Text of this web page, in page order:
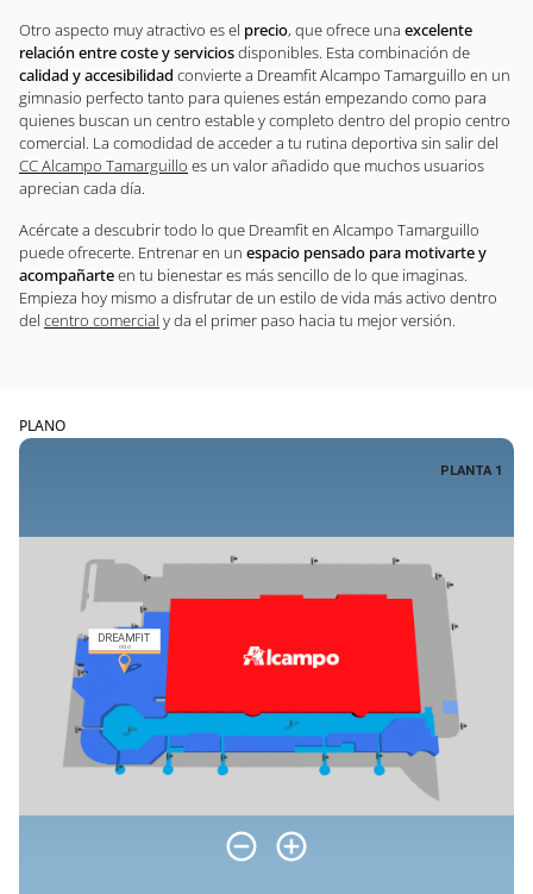
Otro aspecto muy atractivo es el precio, que ofrece una excelente
relación entre coste y serviciosdisponibles. Esta combinación de
calidad y accesibilidad convierte a Dreamfit Alcampo Tamarguillo en un
gimnasio perfecto tanto para quienes están empezando como para
quienes buscan un centro estable y completo dentro del propio centro
comercial. La comodidad de acceder a tu rutina deportiva sin salir del
CC Alcampo Tamarguillo es un valor añadido que muchos usuarios
aprecian cada día.
Acércate a descubrir todo lo que Dreamfit en Alcampo Tamarguillo
puede ofrecerte. Entrenar en un espacio pensado para motivarte y
acompañarteen tu bienestar es más sencillo de lo que imaginas.
Empieza hoy mismo a disfrutar de un estilo de vida más activo dentro
del centro comercial y da el primer paso hacia tu mejor versión.
PLANO